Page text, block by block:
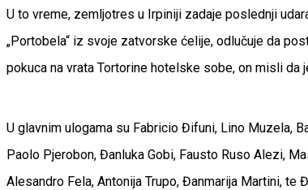
U to vreme, zemljotres u Irpiniji zadaje poslednji
„Portobela“ iz svoje zatvorske ćelije, odlučuje da
pokuca na vrata Tortorine hotelske sobe, on misli
U glavnim ulogama su Fabricio Đifuni, Lino Muzela,
Paolo Pjerobon, Đanluka Gobi, Fausto Ruso Alezi,
Alesandro Fela, Antonija Trupo, Đanmarija Martini, te